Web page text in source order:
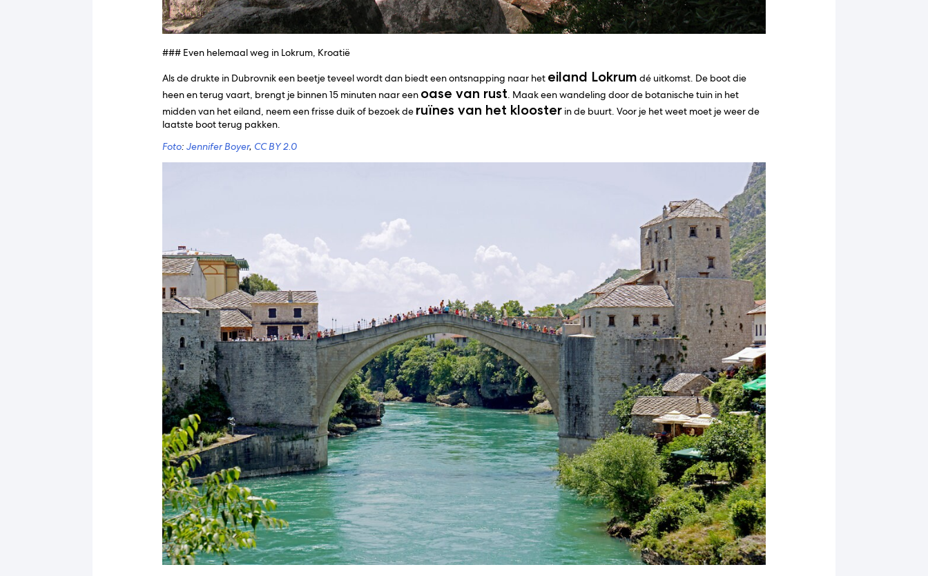
### Even helemaal weg in Lokrum, Kroatië
Als de drukte in Dubrovnik een beetje teveel wordt dan biedt een ontsnapping naar het eiland Lokrum dé uitkomst. De boot die
heen en terug vaart, brengt je binnen 15 minuten naar een oase van rust. Maak een wandeling door de botanische tuin in het
midden van het eiland, neem een frisse duik of bezoek de ruïnes van het klooster in de buurt. Voor je het weet moet je weer de
laatste boot terug pakken.
Foto:Jennifer Boyer, CC BY 2.0